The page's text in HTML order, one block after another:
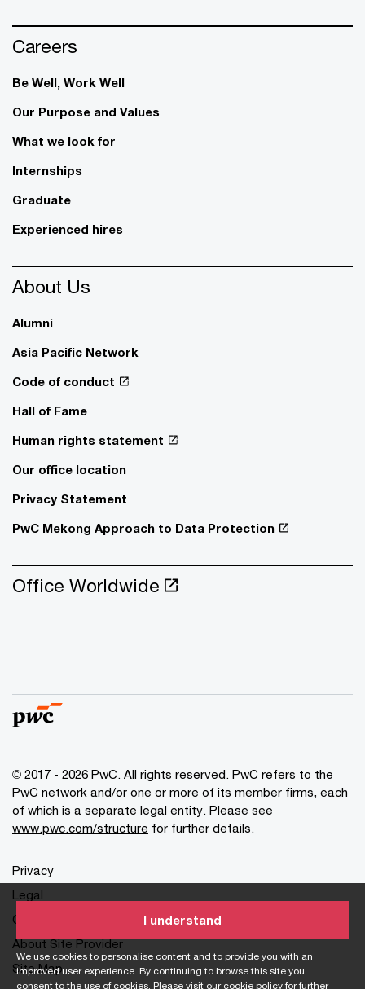
We use cookies to personalise content and to provide you with an
improved user experience. By continuing to browse this site you
consent to the use of cookies. Please visit our cookie policyfor further
I understand
Careers
Be Well, Work Well​
Our Purpose and Values
What we look for
Internships
Graduate
Experienced hires
About Us
Alumni
Asia Pacific Network
Code of conduct
Hall of Fame
Human rights statement
Our office location
Privacy Statement
PwC Mekong Approach to Data Protection
Office Worldwide
© 2017 - 2026 PwC. All rights reserved. PwC refers to the
PwC network and/or one or more of its member firms, each
of which is a separate legal entity. Please see
www.pwc.com/structure for further details.
Privacy
Legal
Cookies info
About Site Provider
Site Map